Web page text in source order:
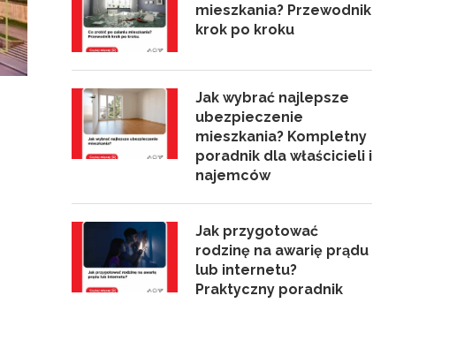
mieszkania? Przewodnik
krok po kroku
Jak wybrać najlepsze
ubezpieczenie
mieszkania? Kompletny
poradnik dla właścicieli i
najemców
Jak przygotować
rodzinę na awarię prądu
lub internetu?
Praktyczny poradnik